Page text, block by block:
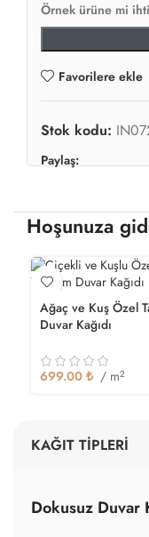
Örnek ürüne mi
Favorilere ekle
Stok kodu:
Paylaş:
Hoşunuza
Ağaç ve Kuş Özel
Duvar Kağıdı
699.00 ₺ / m2
KAĞIT TİPLERİ
Dokusuz Duvar